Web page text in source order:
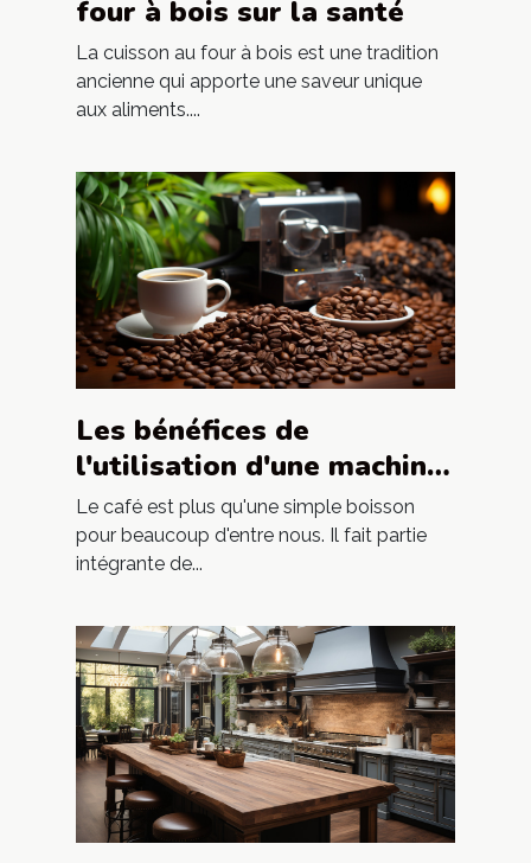
four à bois sur la santé
La cuisson au four à bois est une tradition
ancienne qui apporte une saveur unique
aux aliments....
Les bénéfices de
l'utilisation d'une machine
à café à grains pour les
amateurs de café
Le café est plus qu'une simple boisson
pour beaucoup d'entre nous. Il fait partie
intégrante de...